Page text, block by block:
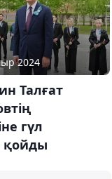
2024
Талғат
гүл
қойды